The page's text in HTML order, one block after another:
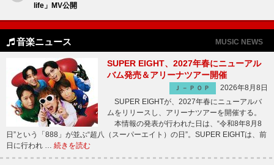
life」MV公開
音楽ニュース MUSIC NEWS
SUPER EIGHT、2027年春にニューアル
バム発売＆アリーナツアー開催
Ｊ－ＰＯＰ
2026年8月8日
SUPER EIGHTが、2027年春にニューアルバ
ムをリリースし、アリーナツアーを開催する。
本情報の発表が行われた日は、“令和8年8月8
日”という「888」が並ぶ“超八（スーパーエイト）の日”。SUPER EIGHTは、前
日に行われ … 続きを読む